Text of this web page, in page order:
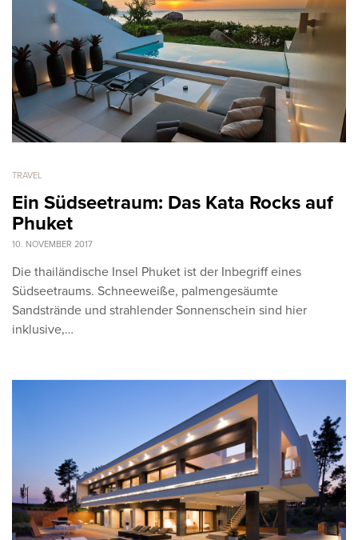
TRAVEL
Ein Südseetraum: Das Kata Rocks auf
Phuket
10. NOVEMBER 2017
Die thailändische Insel Phuket ist der Inbegriff eines
Südseetraums. Schneeweiße, palmengesäumte
Sandstrände und strahlender Sonnenschein sind hier
inklusive,…